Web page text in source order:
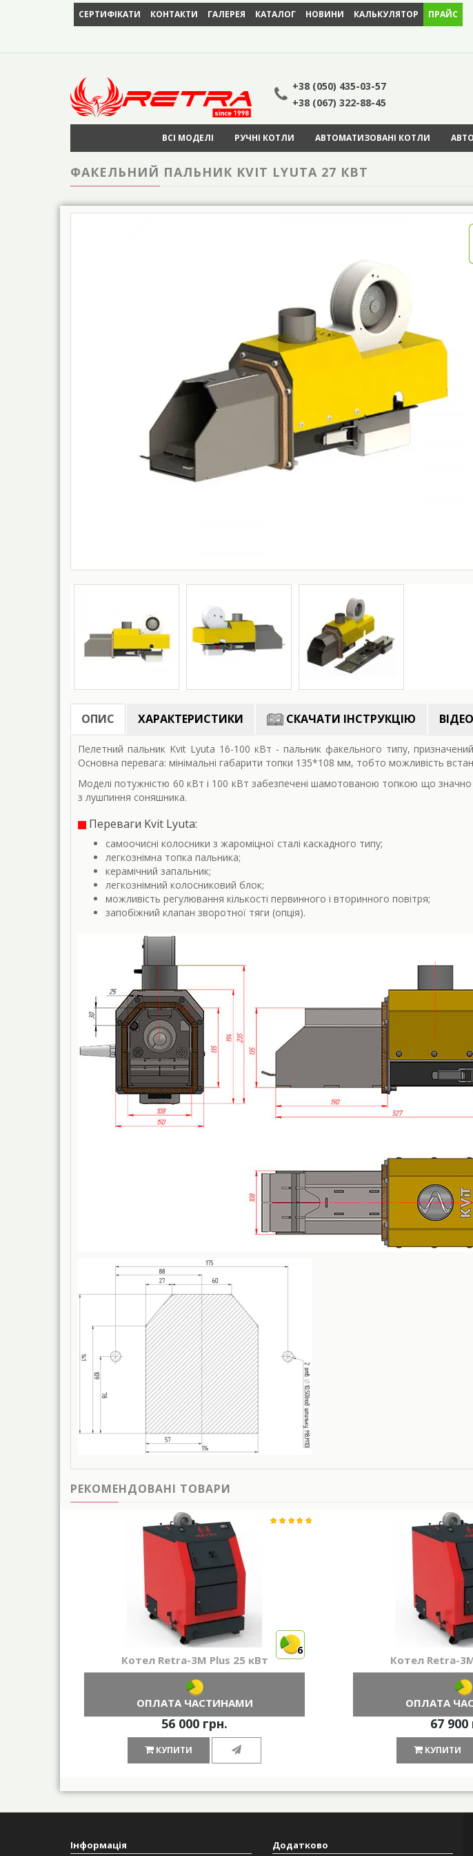
СЕРТИФІКАТИ КОНТАКТИ ГАЛЕРЕЯ КАТАЛОГ НОВИНИ КАЛЬКУЛЯТОР ПРАЙС
+38 (050) 435-03-57
+38 (067) 322-88-45
ВСІ МОДЕЛІ РУЧНІ КОТЛИ АВТОМАТИЗОВАНІ КОТЛИ
ФАКЕЛЬНИЙ ПАЛЬНИК KVIT LYUTA 27 КВТ
ОПИС ХАРАКТЕРИСТИКИ СКАЧАТИ ІНСТРУКЦІЮ ВІДЕО
Пелетний пальник Kvit Lyuta 16-100 кВт - пальник факельного типу,
Основна перевага: мінімальні габарити топки 135*108 мм, тобто можливість
Моделі потужністю 60 кВт і 100 кВт забезпечені шамотованою топкою що значно
з лушпиння соняшника.
Переваги Kvit Lyuta:
самоочисні колосники з жароміцної сталі каскадного типу;
легкознімна топка пальника;
керамічний запальник;
легкознімний колосниковий блок;
можливість регулювання кількості первинного і вторинного повітря;
запобіжний клапан зворотної тяги (опція).
РЕКОМЕНДОВАНІ ТОВАРИ
6
Котел Retra-3М Plus 25 кВт
ОПЛАТА ЧАСТИНАМИ
56 000 грн.
КУПИТИ
Котел Retra-
ОПЛАТА
67 900
КУПИТИ
Інформація Додатково